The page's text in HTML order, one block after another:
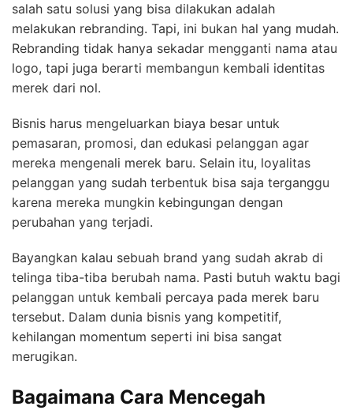
salah satu solusi yang bisa dilakukan adalah
melakukan rebranding. Tapi, ini bukan hal yang mudah.
Rebranding tidak hanya sekadar mengganti nama atau
logo, tapi juga berarti membangun kembali identitas
merek dari nol.
Bisnis harus mengeluarkan biaya besar untuk
pemasaran, promosi, dan edukasi pelanggan agar
mereka mengenali merek baru. Selain itu, loyalitas
pelanggan yang sudah terbentuk bisa saja terganggu
karena mereka mungkin kebingungan dengan
perubahan yang terjadi.
Bayangkan kalau sebuah brand yang sudah akrab di
telinga tiba-tiba berubah nama. Pasti butuh waktu bagi
pelanggan untuk kembali percaya pada merek baru
tersebut. Dalam dunia bisnis yang kompetitif,
kehilangan momentum seperti ini bisa sangat
merugikan.
Bagaimana Cara Mencegah